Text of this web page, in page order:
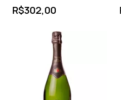
R$302,00